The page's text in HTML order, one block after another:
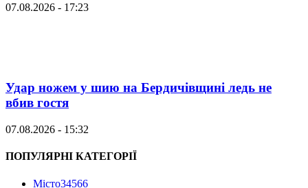
07.08.2026 - 17:23
Удар ножем у шию на Бердичівщині ледь не
вбив гостя
07.08.2026 - 15:32
ПОПУЛЯРНІ КАТЕГОРІЇ
Місто34566